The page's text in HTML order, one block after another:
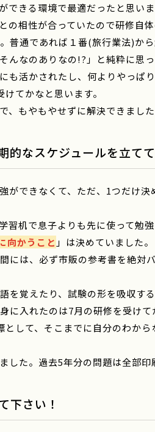
きる環境で最適だったと思いま
の相性が合っていたので研修自
普通であれば１番(旅行業法)か
んなのありなの!?」と純粋に思
も活かされたし、何よりやっぱ
てかなと思います。
、もやもやせずに解決できました
的なスケジュールを立て
ができなくて、ただ、1つだけ
机で息子よりも先に使って勉強
向かうこと 」は決めていました。
には、必ず市販の参考書を絶対
を覚えたり、試験の形を吸収す
に入れたのは7月の研修を受けて
して、そこまでに自分のわか
した。過去5年分の問題は全部印
下さい！